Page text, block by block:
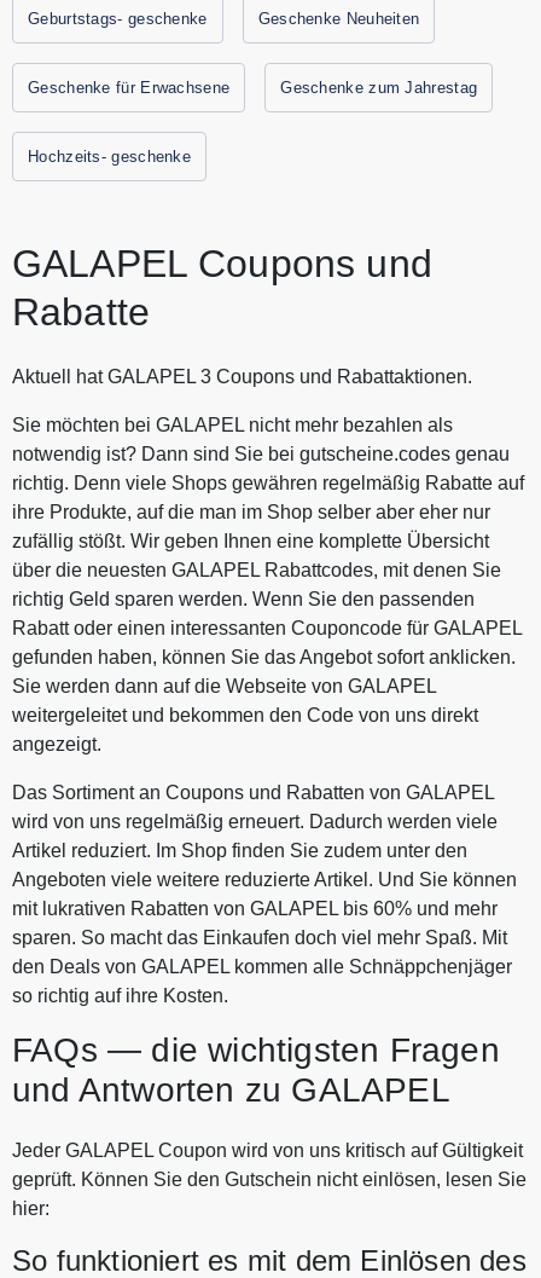
Geburtstags- geschenke Geschenke Neuheiten
Geschenke für Erwachsene Geschenke zum Jahrestag
Hochzeits- geschenke
GALAPEL Coupons und
Rabatte
Aktuell hat GALAPEL 3 Coupons und Rabattaktionen.
Sie möchten bei GALAPEL nicht mehr bezahlen als
notwendig ist? Dann sind Sie bei gutscheine.codes genau
richtig. Denn viele Shops gewähren regelmäßig Rabatte auf
ihre Produkte, auf die man im Shop selber aber eher nur
zufällig stößt. Wir geben Ihnen eine komplette Übersicht
über die neuesten GALAPEL Rabattcodes, mit denen Sie
richtig Geld sparen werden. Wenn Sie den passenden
Rabatt oder einen interessanten Couponcode für GALAPEL
gefunden haben, können Sie das Angebot sofort anklicken.
Sie werden dann auf die Webseite von GALAPEL
weitergeleitet und bekommen den Code von uns direkt
angezeigt.
Das Sortiment an Coupons und Rabatten von GALAPEL
wird von uns regelmäßig erneuert. Dadurch werden viele
Artikel reduziert. Im Shop finden Sie zudem unter den
Angeboten viele weitere reduzierte Artikel. Und Sie können
mit lukrativen Rabatten von GALAPEL bis 60% und mehr
sparen. So macht das Einkaufen doch viel mehr Spaß. Mit
den Deals von GALAPEL kommen alle Schnäppchenjäger
so richtig auf ihre Kosten.
FAQs — die wichtigsten Fragen
und Antworten zu GALAPEL
Jeder GALAPEL Coupon wird von uns kritisch auf Gültigkeit
geprüft. Können Sie den Gutschein nicht einlösen, lesen Sie
hier:
So funktioniert es mit dem Einlösen des